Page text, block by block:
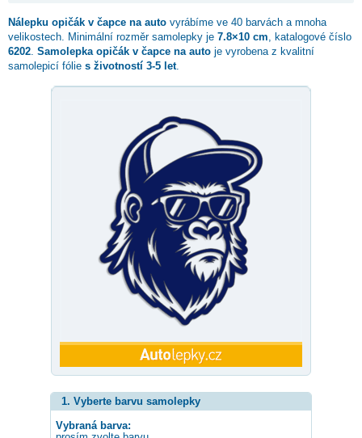
Nálepku opičák v čapce na auto vyrábíme ve 40 barvách a mnoha
velikostech. Minimální rozměr samolepky je 7.8×10 cm , katalogové číslo
6202 Samolepka opičák v čapce na auto je vyrobena z kvalitní
samolepicí fólie s životností 3-5 let.
1. Vyberte barvu samolepky
Vybraná barva: